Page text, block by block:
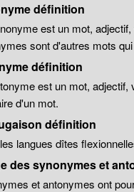
définition
est un mot,
sont d'autres mots
définition
est un mot,
d'un mot.
définition
langues dîtes
des synonymes et
et antonymes ont